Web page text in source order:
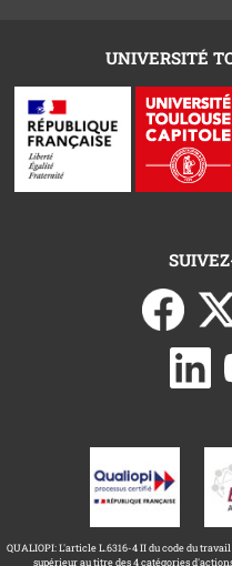
UNIVERSITÉ
QUALIOPI: L'article L.6316-4 II du code du
supérieur au titre des 4 catégories